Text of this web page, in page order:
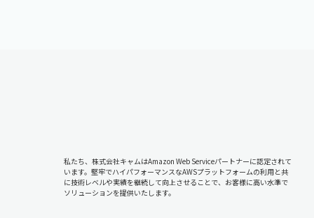
私たち、株式会社キャムはAmazon Web Serviceパートナーに認定されて
います。堅牢でハイパフォーマンスなAWSプラットフォームの利用と共
に技術レベルや実績を継続して向上させることで、お客様に高い水準で
ソリューションを提供いたします。